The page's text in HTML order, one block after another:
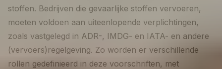
stoffen. Bedrijven die gevaarlijke stoffen vervoeren,
moeten voldoen aan uiteenlopende verplichtingen,
zoals vastgelegd in ADR-, IMDG- en IATA- en andere
(vervoers)regelgeving. Zo worden er verschillende
rollen gedefinieerd in deze voorschriften, met